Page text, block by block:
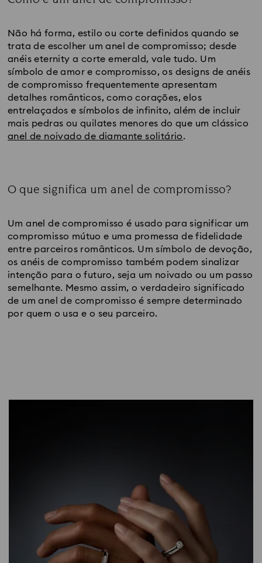
Não há forma, estilo ou corte definidos quando se
trata de escolher um anel de compromisso; desde
anéis eternity a corte emerald, vale tudo. Um
símbolo de amor e compromisso, os designs de anéis
de compromisso frequentemente apresentam
detalhes românticos, como corações, elos
entrelaçados e símbolos de infinito, além de incluir
anel de noivado de diamante solitário.
O que significa um anel de compromisso?
Um anel de compromisso é usado para significar um
compromisso mútuo e uma promessa de fidelidade
entre parceiros românticos. Um símbolo de devoção,
os anéis de compromisso também podem sinalizar
intenção para o futuro, seja um noivado ou um passo
semelhante. Mesmo assim, o verdadeiro significado
de um anel de compromisso é sempre determinado
por quem o usa e o seu parceiro.